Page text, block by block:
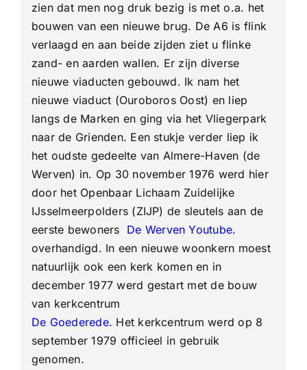
zien dat men nog druk bezig is met o.a. het
bouwen van een nieuwe brug. De A6 is flink
verlaagd en aan beide zijden ziet u flinke
zand- en aarden wallen. Er zijn diverse
nieuwe viaducten gebouwd. Ik nam het
nieuwe viaduct (Ouroboros Oost) en liep
langs de Marken en ging via het Vliegerpark
naar de Grienden. Een stukje verder liep ik
het oudste gedeelte van Almere-Haven (de
Werven) in. Op 30 november 1976 werd hier
door het Openbaar Lichaam Zuidelijke
IJsselmeerpolders (ZIJP) de sleutels aan de
eerste bewoners De Werven Youtube.
overhandigd. In een nieuwe woonkern moest
natuurlijk ook een kerk komen en in
december 1977 werd gestart met de bouw
van kerkcentrum
De Goederede. Het kerkcentrum werd op 8
september 1979 officieel in gebruik
genomen.